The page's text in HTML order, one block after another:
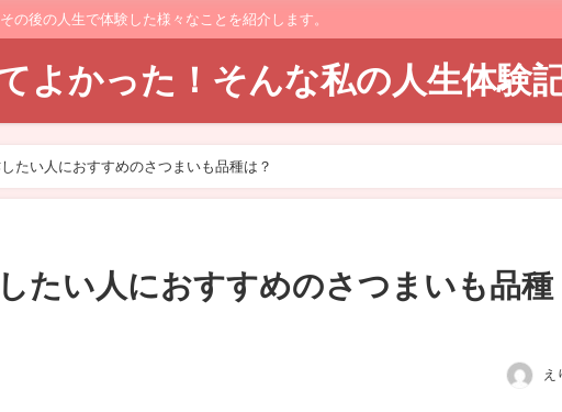
の後の人生で体験した様々なことを紹介します。
よかった！そんな私の人生体験
たい人におすすめのさつまいも品種は？
たい人におすすめのさつまいも品種
え